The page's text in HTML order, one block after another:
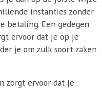
instanties zonder
betaling. Een gedegen
ervoor dat je op je
je om zulk soort zaken
zorgt ervoor dat je